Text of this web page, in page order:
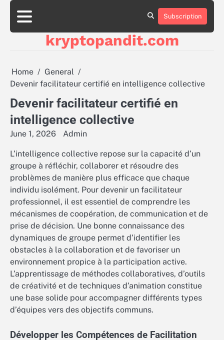
Skip
content
Subscription
kryptopandit.com
Home
General
Devenir facilitateur certifié en intelligence collective
Devenir facilitateur certifié en
intelligence collective
June 1, 2026 Admin
L’intelligence collective repose sur la capacité d’un
groupe à réfléchir, collaborer et résoudre des
problèmes de manière plus efficace que chaque
individu isolément. Pour devenir un facilitateur
professionnel, il est essentiel de comprendre les
mécanismes de coopération, de communication et de
prise de décision. Une bonne connaissance des
dynamiques de groupe permet d’identifier les
obstacles à la collaboration et de favoriser un
environnement propice à la participation active.
L’apprentissage de méthodes collaboratives, d’outils
de créativité et de techniques d’animation constitue
une base solide pour accompagner différents types
d’équipes vers des objectifs communs.
Développer les Compétences de Facilitation